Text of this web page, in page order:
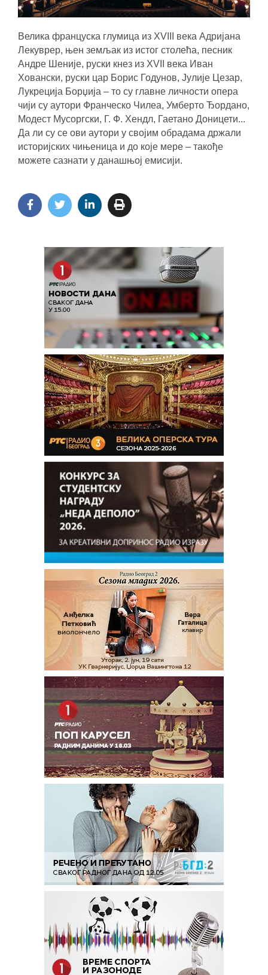
Велика француска глумица из XVIII века Адријана
Лекуврер, њен земљак из истог столећа, песник
Андре Шеније, руски кнез из XVII века Иван
Ховански, руски цар Борис Годунов, Јулије Цезар,
Лукреција Борџија – то су главне личности опера
чији су аутори Франческо Чилеа, Умберто Ђордано,
Модест Мусоргски, Г. Ф. Хендл, Гаетано Доницети...
Да ли су се ови аутори у својим обрадама држали
историјских чињеница и до које мере ‒ такође
можете сазнати у данашњој емисији.